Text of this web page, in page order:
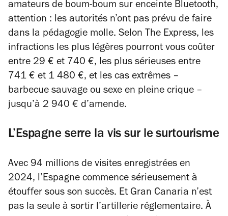
amateurs de boum-boum sur enceinte Bluetooth,
attention : les autorités n’ont pas prévu de faire
dans la pédagogie molle. Selon The Express, les
infractions les plus légères pourront vous coûter
entre 29 € et 740 €, les plus sérieuses entre
741 € et 1 480 €, et les cas extrêmes –
barbecue sauvage ou sexe en pleine crique –
jusqu’à 2 940 € d’amende.
L’Espagne serre la vis sur le surtourisme
Avec 94 millions de visites enregistrées en
2024, l’Espagne commence sérieusement à
étouffer sous son succès. Et Gran Canaria n’est
pas la seule à sortir l’artillerie réglementaire. À